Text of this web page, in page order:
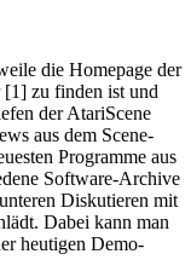
die Homepage der
[1] zu finden ist und
der AtariScene
aus dem Scene-
Programme aus
Software-Archive
Diskutieren mit
Dabei kann man
heutigen Demo-